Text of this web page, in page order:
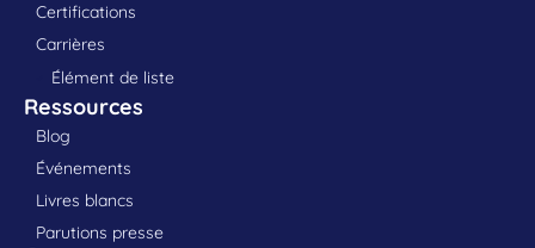
Certifications
Carrières
Élément de liste
Ressources
Blog
Événements
Livres blancs
Parutions presse